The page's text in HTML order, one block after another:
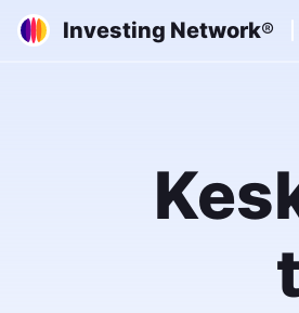
Investing Network®